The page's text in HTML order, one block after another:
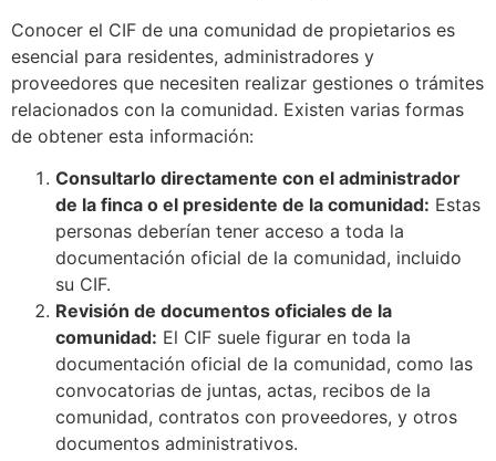
Conocer el CIF de una comunidad de propietarios es
esencial para residentes, administradores y
proveedores que necesiten realizar gestiones o trámites
relacionados con la comunidad. Existen varias formas
de obtener esta información:
Consultarlo directamente con el administrador
de la finca o el presidente de la comunidad: Estas
personas deberían tener acceso a toda la
documentación oficial de la comunidad, incluido
su CIF.
Revisión de documentos oficiales de la
comunidad: El CIF suele figurar en toda la
documentación oficial de la comunidad, como las
convocatorias de juntas, actas, recibos de la
comunidad, contratos con proveedores, y otros
documentos administrativos.